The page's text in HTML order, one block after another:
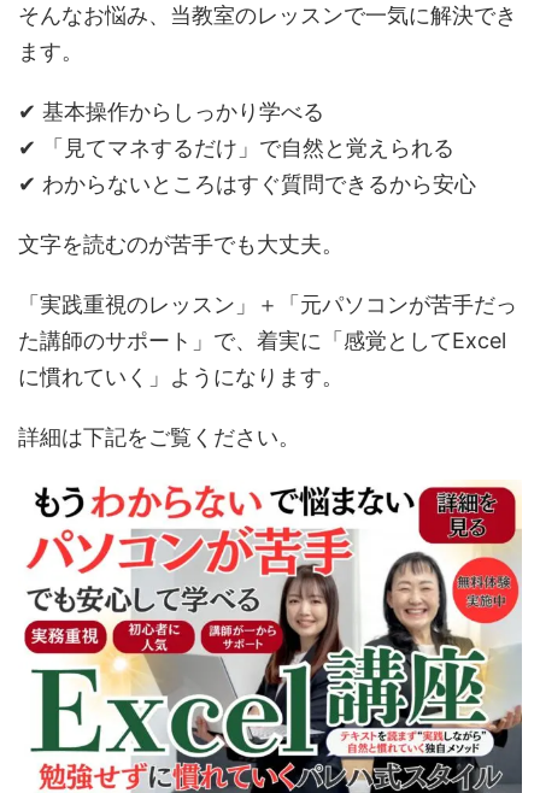
そんなお悩み、当教室のレッスンで一気に解決でき
ます。
✔ 基本操作からしっかり学べる
✔ 「見てマネするだけ」で自然と覚えられる
✔ わからないところはすぐ質問できるから安心
文字を読むのが苦手でも大丈夫。
「実践重視のレッスン」＋「元パソコンが苦手だっ
た講師のサポート」で、着実に「感覚としてExcel
に慣れていく」ようになります。
詳細は下記をご覧ください。